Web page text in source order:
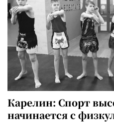
Карелин: Спорт
начинается с